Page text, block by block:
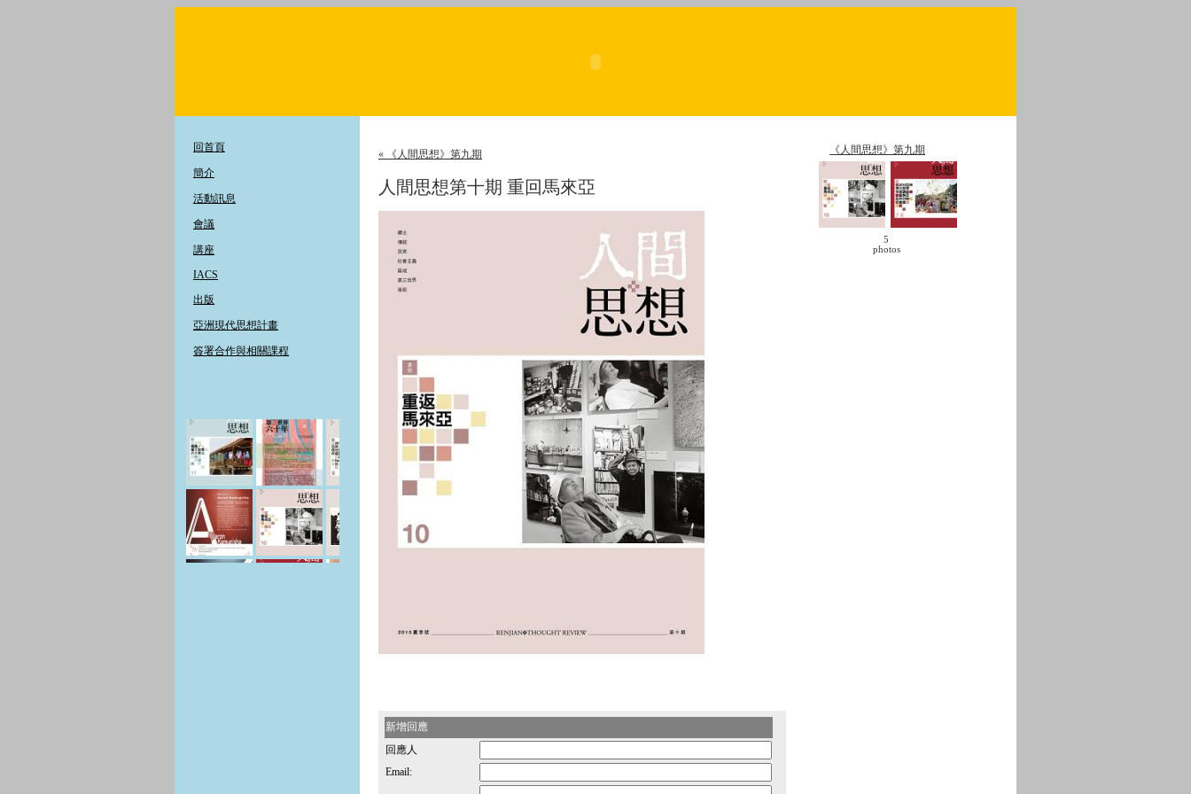
回首頁
簡介
活動訊息
會議
講座
IACS
出版
亞洲現代思想計畫
簽署合作與相關課程
« 《人間思想》第九期
人間思想第十期 重回馬來亞
新增回應
回應人
Email:
《人間思想》第九期
5
photos